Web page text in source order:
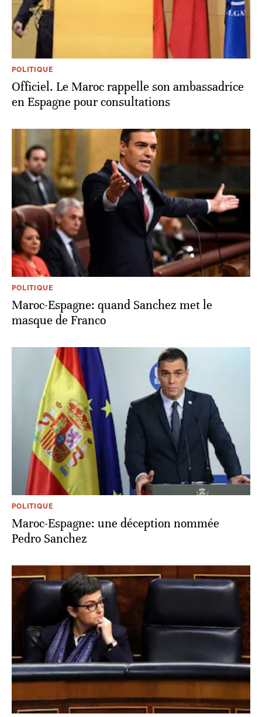
POLITIQUE
Officiel. Le Maroc rappelle son ambassadrice
en Espagne pour consultations
POLITIQUE
Maroc-Espagne: quand Sanchez met le
masque de Franco
POLITIQUE
Maroc-Espagne: une déception nommée
Pedro Sanchez